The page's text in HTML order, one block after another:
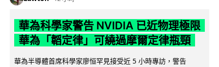
華為科學家警告 NVIDIA 已近物理極限
華為「韜定律」可繞過摩爾定律瓶頸
華為半導體首席科學家廖恒罕見接受近 5 小時專訪，警告